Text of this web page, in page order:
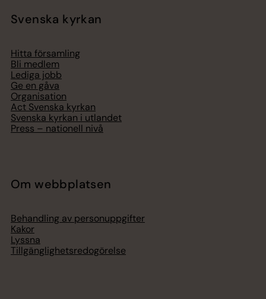
Svenska kyrkan
Hitta församling
Bli medlem
Lediga jobb
Ge en gåva
Organisation
Act Svenska kyrkan
Svenska kyrkan i utlandet
Press – nationell nivå
Om webbplatsen
Behandling av personuppgifter
Kakor
Lyssna
Tillgänglighetsredogörelse